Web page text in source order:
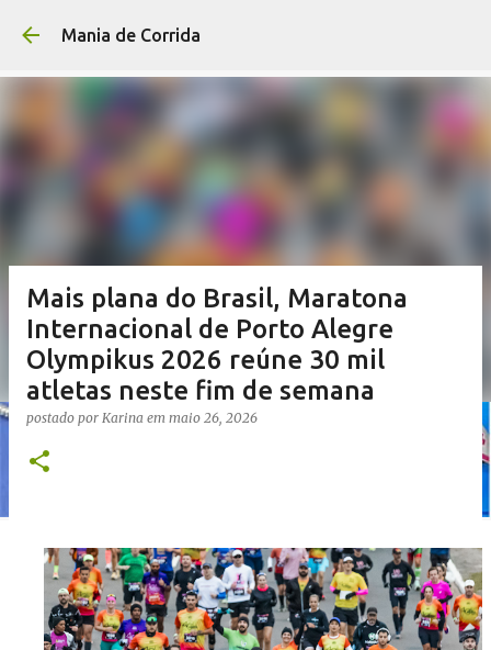
Mania de Corrida
Mais plana do Brasil, Maratona
Internacional de Porto Alegre
Olympikus 2026 reúne 30 mil
atletas neste fim de semana
postado por Karina em maio 26, 2026